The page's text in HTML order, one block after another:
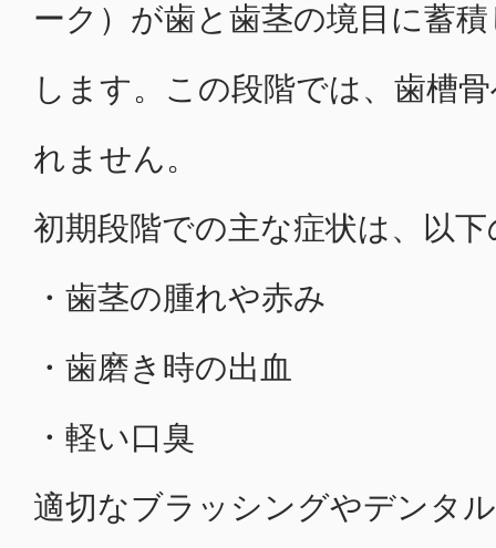
ーク）が歯と歯茎の境目に蓄
します。この段階では、歯槽
れません。
初期段階での主な症状は、以
・歯茎の腫れや赤み
・歯磨き時の出血
・軽い口臭
適切なブラッシングやデンタ